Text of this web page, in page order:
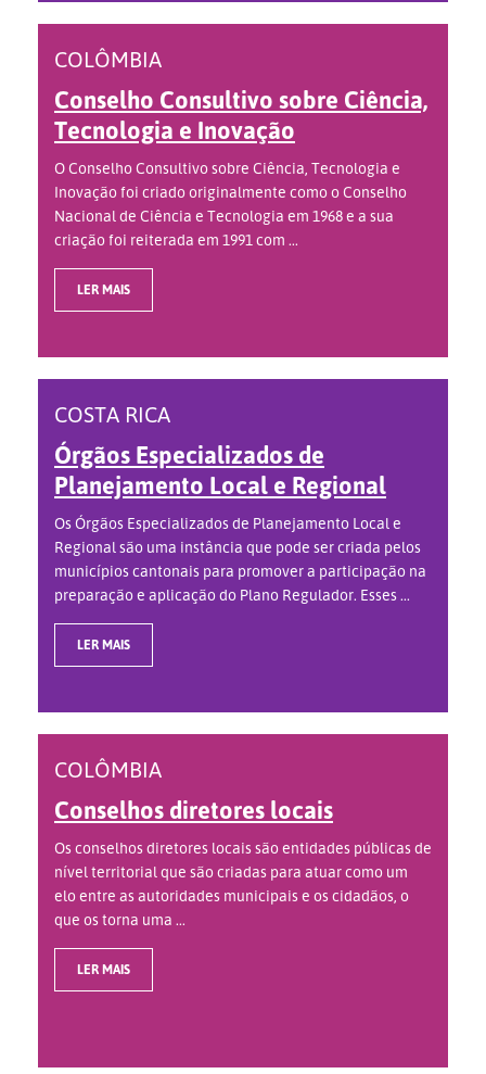
COLÔMBIA
Conselho Consultivo sobre Ciência,
Tecnologia e Inovação
O Conselho Consultivo sobre Ciência, Tecnologia e
Inovação foi criado originalmente como o Conselho
Nacional de Ciência e Tecnologia em 1968 e a sua
criação foi reiterada em 1991 com ...
LER MAIS
COSTA RICA
Órgãos Especializados de
Planejamento Local e Regional
Os Órgãos Especializados de Planejamento Local e
Regional são uma instância que pode ser criada pelos
municípios cantonais para promover a participação na
preparação e aplicação do Plano Regulador. Esses ...
LER MAIS
COLÔMBIA
Conselhos diretores locais
Os conselhos diretores locais são entidades públicas de
nível territorial que são criadas para atuar como um
elo entre as autoridades municipais e os cidadãos, o
que os torna uma ...
LER MAIS